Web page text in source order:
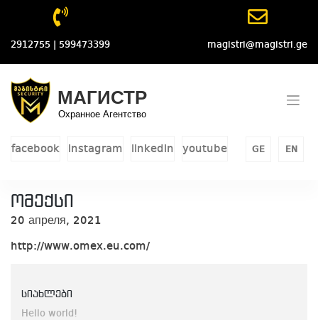
content
2912755 | 599473399 magistri@magistri.ge
МАГИСТР
Охранное Агентство
facebook instagram linkedin youtube GE EN
ომექსი
20 апреля, 2021
http://www.omex.eu.com/
სიახლები
Hello world!